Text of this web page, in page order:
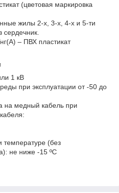
(цветовая маркировка
жилы 2-х, 3-х, 4-х и 5-ти
сердечник.
– ПВХ пластикат
1 кВ
при эксплуатации от -50 до
на медный кабель при
температуре (без
не ниже -15 ºС